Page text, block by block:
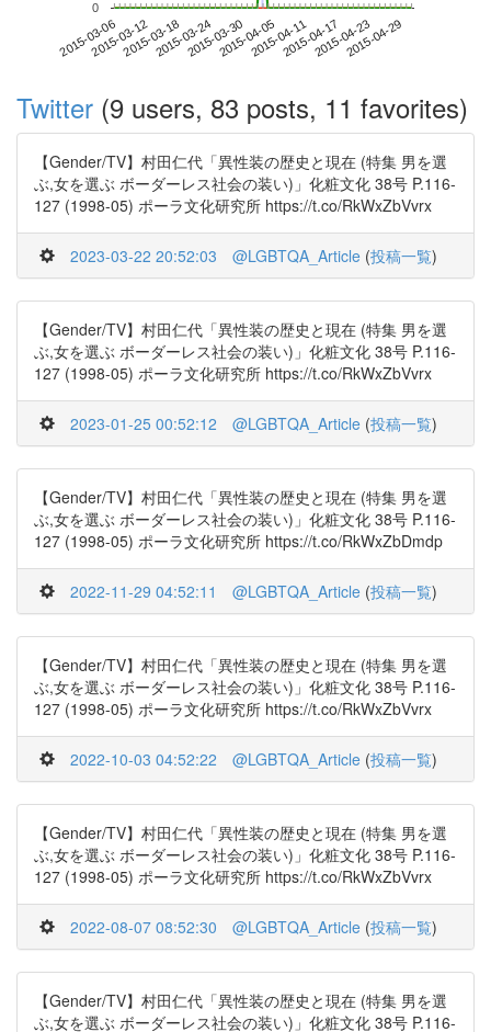
2015-03-062015-03-122015-03-182015-03-242015-03-302015-04-052015-04-112015-04-172015-04-232015-04-29
0
Twitter (9 users, 83 posts, 11 favorites)
【Gender/TV】村田仁代「異性装の歴史と現在 (特集 男を選
ぶ,女を選ぶ ボーダーレス社会の装い)」化粧文化 38号 P.116-
127 (1998-05) ポーラ文化研究所 https://t.co/RkWxZbVvrx
2023-03-22 20:52:03 @LGBTQA_Article (投稿一覧)
【Gender/TV】村田仁代「異性装の歴史と現在 (特集 男を選
ぶ,女を選ぶ ボーダーレス社会の装い)」化粧文化 38号 P.116-
127 (1998-05) ポーラ文化研究所 https://t.co/RkWxZbVvrx
2023-01-25 00:52:12 @LGBTQA_Article (投稿一覧)
【Gender/TV】村田仁代「異性装の歴史と現在 (特集 男を選
ぶ,女を選ぶ ボーダーレス社会の装い)」化粧文化 38号 P.116-
127 (1998-05) ポーラ文化研究所 https://t.co/RkWxZbDmdp
2022-11-29 04:52:11 @LGBTQA_Article (投稿一覧)
【Gender/TV】村田仁代「異性装の歴史と現在 (特集 男を選
ぶ,女を選ぶ ボーダーレス社会の装い)」化粧文化 38号 P.116-
127 (1998-05) ポーラ文化研究所 https://t.co/RkWxZbVvrx
2022-10-03 04:52:22 @LGBTQA_Article (投稿一覧)
【Gender/TV】村田仁代「異性装の歴史と現在 (特集 男を選
ぶ,女を選ぶ ボーダーレス社会の装い)」化粧文化 38号 P.116-
127 (1998-05) ポーラ文化研究所 https://t.co/RkWxZbVvrx
2022-08-07 08:52:30 @LGBTQA_Article (投稿一覧)
【Gender/TV】村田仁代「異性装の歴史と現在 (特集 男を選
ぶ,女を選ぶ ボーダーレス社会の装い)」化粧文化 38号 P.116-